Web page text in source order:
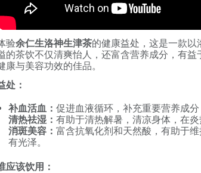
验余仁生洛神生津茶的健康益处，这是一款
的茶饮不仅清爽怡人，还富含营养成分，有
康与美容功效的佳品。
处：
补血活血： 促进血液循环，补充重要营养成
清热祛湿： 有助于清热解暑，清凉身体，在
消斑美容： 富含抗氧化剂和天然酸，有助于
有光泽。
应该饮用：